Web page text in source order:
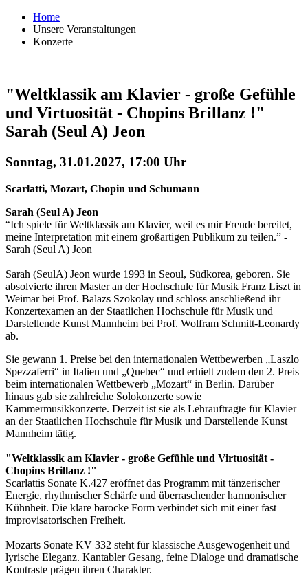
Home
Unsere Veranstaltungen
Konzerte
"Weltklassik am Klavier - große Gefühle
und Virtuosität - Chopins Brillanz !"
Sarah (Seul A) Jeon
Sonntag, 31.01.2027, 17:00 Uhr
Scarlatti, Mozart, Chopin und Schumann
Sarah (Seul A) Jeon
“Ich spiele für Weltklassik am Klavier, weil es mir Freude bereitet,
meine Interpretation mit einem großartigen Publikum zu teilen.” -
Sarah (Seul A) Jeon
Sarah (SeulA) Jeon wurde 1993 in Seoul, Südkorea, geboren. Sie
absolvierte ihren Master an der Hochschule für Musik Franz Liszt in
Weimar bei Prof. Balazs Szokolay und schloss anschließend ihr
Konzertexamen an der Staatlichen Hochschule für Musik und
Darstellende Kunst Mannheim bei Prof. Wolfram Schmitt-Leonardy
ab.
Sie gewann 1. Preise bei den internationalen Wettbewerben „Laszlo
Spezzaferri“ in Italien und „Quebec“ und erhielt zudem den 2. Preis
beim internationalen Wettbewerb „Mozart“ in Berlin. Darüber
hinaus gab sie zahlreiche Solokonzerte sowie
Kammermusikkonzerte. Derzeit ist sie als Lehrauftragte für Klavier
an der Staatlichen Hochschule für Musik und Darstellende Kunst
Mannheim tätig.
"Weltklassik am Klavier - große Gefühle und Virtuosität -
Chopins Brillanz !"
Scarlattis Sonate K.427 eröffnet das Programm mit tänzerischer
Energie, rhythmischer Schärfe und überraschender harmonischer
Kühnheit. Die klare barocke Form verbindet sich mit einer fast
improvisatorischen Freiheit.
Mozarts Sonate KV 332 steht für klassische Ausgewogenheit und
lyrische Eleganz. Kantabler Gesang, feine Dialoge und dramatische
Kontraste prägen ihren Charakter.